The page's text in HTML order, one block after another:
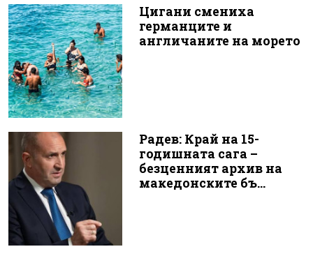
Цигани смениха
германците и
англичаните на морето
Радев: Край на 15-
годишната сага –
безценният архив на
македонските бъ...